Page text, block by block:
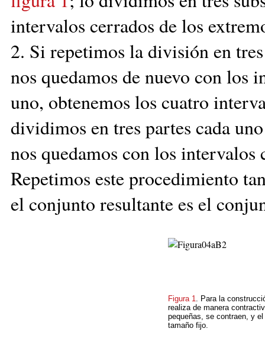
intervalos cerrados de los
2. Si repetimos la división en
nos quedamos de nuevo con los
uno, obtenemos los cuatro
dividimos en tres partes cada
nos quedamos con los intervalos
Repetimos este procedimiento
el conjunto resultante es el
Figura 1
. Para la
realiza de manera
pequeñas, se contraen, y
tamaño fijo.